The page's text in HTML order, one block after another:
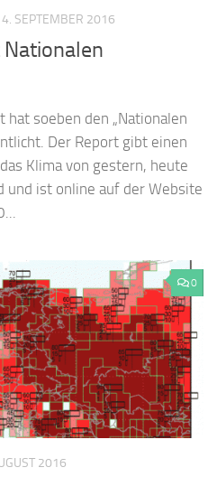
SEPTEMBER 2016
soeben den „Nationalen
Der Report gibt einen
Klima von gestern, heute
und ist online auf der Website
0
2016